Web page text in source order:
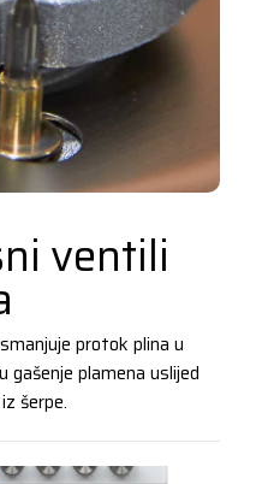
ventili
protok plina u
plamena uslijed
šerpe.